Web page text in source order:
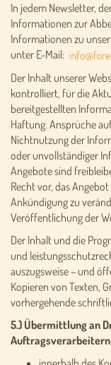
In jedem Newsletter,
Informationen zur
Informationen zu
unter E-Mail:
Der Inhalt unserer
kontrolliert, für die
bereitgestellten
Haftung. Ansprüche
Nichtnutzung der
oder unvollständiger
Angebote sind
Recht vor, das
Ankündigung zu
Veröffentlichung der
Der Inhalt und die
und
auszugsweise – und
Kopieren von Texten,
vorhergehende
5.) Übermittlung an
Auftragsverarbeitern